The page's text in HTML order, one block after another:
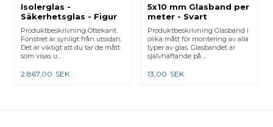
Isolerglas -
Säkerhetsglas - Figur
19
Produktbeskrivning Ottekant.
Fönstret är synligt från utsidan.
Det är viktigt att du tar de mått
som visas u...
2.867,00 SEK
5x10 mm Glasband per
meter - Svart
Produktbeskrivning Glasband i
olika mått för montering av alla
typer av glas. Glasbandet är
självhäftande på ...
13,00 SEK